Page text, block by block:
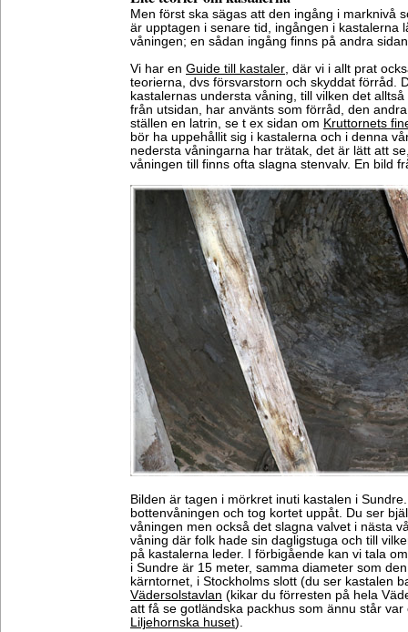
Men först ska sägas att den ingång i marknivå
är upptagen i senare tid, ingången i kastalerna
våningen; en sådan ingång finns på andra
Vi har en Guide till kastaler, där vi i allt prat
teorierna, dvs försvarstorn och skyddat förråd.
kastalernas understa våning, till vilken det
från utsidan, har använts som förråd, den
ställen en latrin, se t ex sidan om Kruttornets
bör ha uppehållit sig i kastalerna och i denna
nedersta våningarna har trätak, det är lätt att
våningen till finns ofta slagna stenvalv. En bild
Bilden är tagen i mörkret inuti kastalen i
bottenvåningen och tog kortet uppåt. Du ser
våningen men också det slagna valvet i nästa
våning där folk hade sin dagligstuga och till
på kastalerna leder. I förbigående kan vi tala
i Sundre är 15 meter, samma diameter som
kärntornet, i Stockholms slott (du ser kastalen
Vädersolstavlan (kikar du förresten på hela
att få se gotländska packhus som ännu står var
Liljehornska huset).